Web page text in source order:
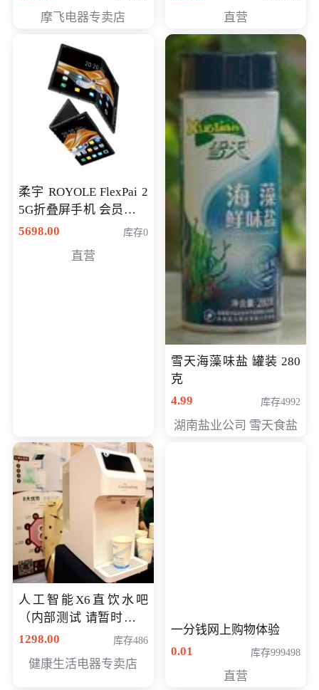
摩飞电器专卖店 直营
柔宇 ROYOLE FlexPai 2
5G折叠屏手机 会员专享
购买价格 4998元
5698.00 库存0
直营
雪天海藻味盐 罐装 280
克
4.99
库存4992
湖南盐业公司 雪天食盐
人工智能X6直饮水吧
（内部测试 请暂时不要
购买）
1298.00 库存486
健康生活电器专卖店
一分钱网上购物体验
0.01
库存999498
直营